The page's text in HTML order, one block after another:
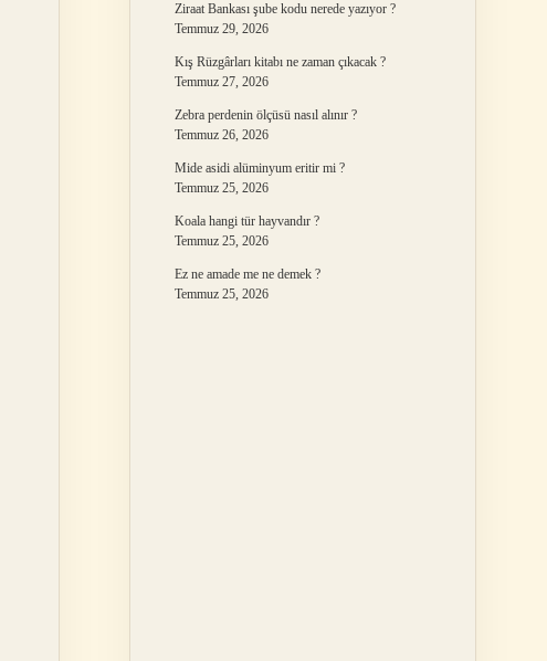
Ziraat Bankası şube kodu nerede yazıyor ?
Temmuz 29, 2026
Kış Rüzgârları kitabı ne zaman çıkacak ?
Temmuz 27, 2026
Zebra perdenin ölçüsü nasıl alınır ?
Temmuz 26, 2026
Mide asidi alüminyum eritir mi ?
Temmuz 25, 2026
Koala hangi tür hayvandır ?
Temmuz 25, 2026
Ez ne amade me ne demek ?
Temmuz 25, 2026